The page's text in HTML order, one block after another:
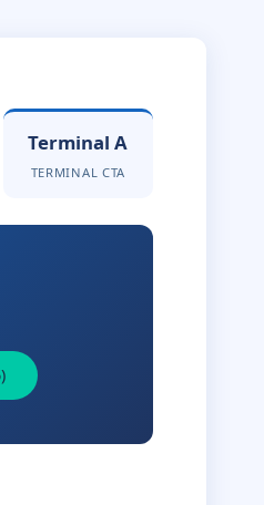
Terminal A
TERMINAL CTA